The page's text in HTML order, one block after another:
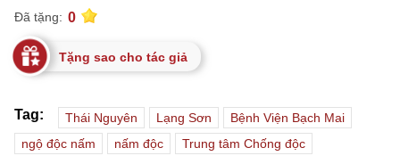
Đã tặng: 0
Tặng sao cho tác giả
Tag: Thái Nguyên Lạng Sơn
Bệnh Viện Bạch Mai
ngộ độc nấm
nấm độc
Trung tâm Chống độc